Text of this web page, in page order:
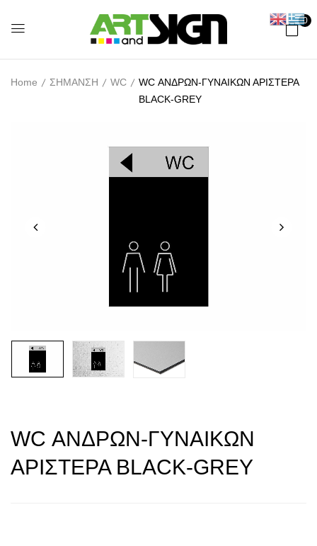
0
Home ΣΗΜΑΝΣΗ WC
WC ΑΝΔΡΩΝ-ΓΥΝΑΙΚΩΝ ΑΡΙΣΤΕΡΑ
BLACK-GREY
WC ΑΝΔΡΩΝ-ΓΥΝΑΙΚΩΝ
ΑΡΙΣΤΕΡΑ BLACK-GREY